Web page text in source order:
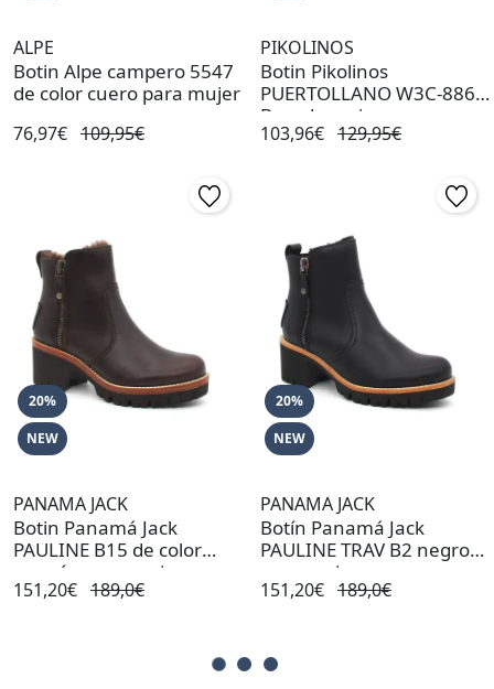
ALPE
Botin Alpe campero 5547
de color cuero para mujer
76,97€ 109,95€
PIKOLINOS
Botin Pikolinos
PUERTOLLANO W3C-8869
Brandy mujer
103,96€ 129,95€
20%
NEW
PANAMA JACK
Botin Panamá Jack
PAULINE B15 de color
marrón para mujer
151,20€ 189,0€
20%
NEW
PANAMA JACK
Botín Panamá Jack
PAULINE TRAV B2 negro
para mujer
151,20€ 189,0€